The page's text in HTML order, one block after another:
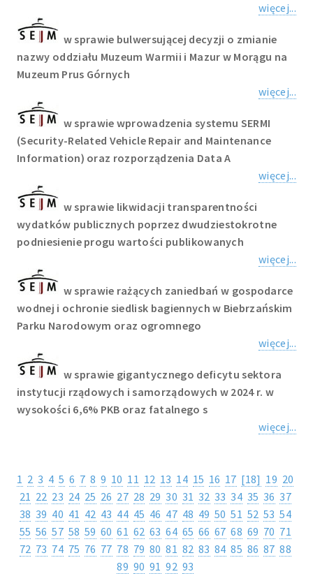
więcej...
w sprawie bulwersującej decyzji o zmianie
nazwy oddziału Muzeum Warmii i Mazur w Morągu na
Muzeum Prus Górnych
więcej...
w sprawie wprowadzenia systemu SERMI
(Security-Related Vehicle Repair and Maintenance
Information) oraz rozporządzenia Data A
więcej...
w sprawie likwidacji transparentności
wydatków publicznych poprzez dwudziestokrotne
podniesienie progu wartości publikowanych
więcej...
w sprawie rażących zaniedbań w gospodarce
wodnej i ochronie siedlisk bagiennych w Biebrzańskim
Parku Narodowym oraz ogromnego
więcej...
w sprawie gigantycznego deficytu sektora
instytucji rządowych i samorządowych w 2024 r. w
wysokości 6,6% PKB oraz fatalnego s
więcej...
1 2 3 4 5 6 7 8 9 10 11 12 13 14 15 16 17 [18] 19 20
21 22 23 24 25 26 27 28 29 30 31 32 33 34 35 36 37
38 39 40 41 42 43 44 45 46 47 48 49 50 51 52 53 54
55 56 57 58 59 60 61 62 63 64 65 66 67 68 69 70 71
72 73 74 75 76 77 78 79 80 81 82 83 84 85 86 87 88
89 90 91 92 93